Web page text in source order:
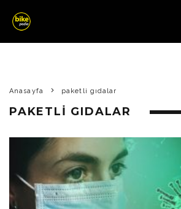
Anasayfa paketli gıdalar
PAKETLI GIDALAR